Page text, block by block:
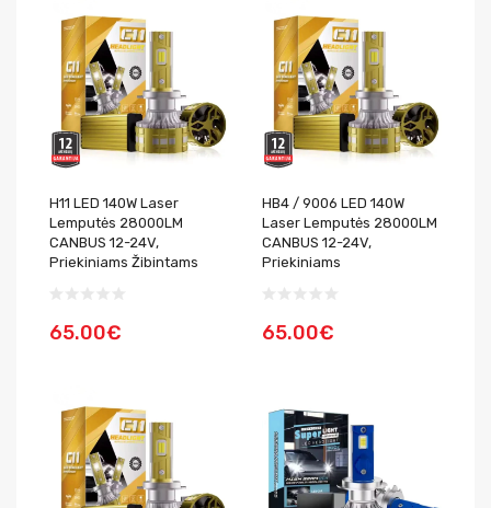
H11 LED 140W Laser
Lemputės 28000LM
CANBUS 12-24V,
Priekiniams Žibintams
65.00€
HB4 / 9006 LED 140W
Laser Lemputės 28000LM
CANBUS 12-24V,
Priekiniams
65.00€